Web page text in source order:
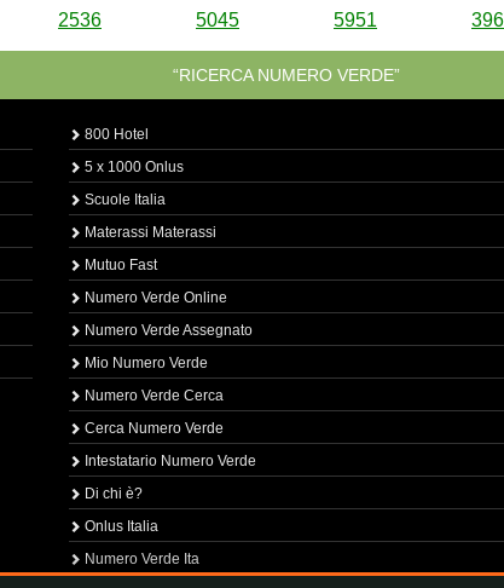
2536 5045 5951
“RICERCA NUMERO VERDE”
800 Hotel
5 x 1000 Onlus
Scuole Italia
Materassi Materassi
Mutuo Fast
Numero Verde Online
Numero Verde Assegnato
Mio Numero Verde
Numero Verde Cerca
Cerca Numero Verde
Intestatario Numero Verde
Di chi è?
Onlus Italia
Numero Verde Ita